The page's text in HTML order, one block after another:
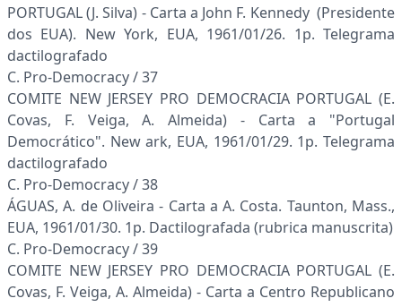
PORTUGAL (J. Silva) - Carta a John F. Kennedy (Presidente
dos EUA). New York, EUA, 1961/01/26. 1p. Telegrama
dactilografado
C. Pro-Democracy / 37
COMITE NEW JERSEY PRO DEMOCRACIA PORTUGAL (E.
Covas, F. Veiga, A. Almeida) - Carta a "Portugal
Democrático". New ark, EUA, 1961/01/29. 1p. Telegrama
dactilografado
C. Pro-Democracy / 38
ÁGUAS, A. de Oliveira - Carta a A. Costa. Taunton, Mass.,
EUA, 1961/01/30. 1p. Dactilografada (rubrica manuscrita)
C. Pro-Democracy / 39
COMITE NEW JERSEY PRO DEMOCRACIA PORTUGAL (E.
Covas, F. Veiga, A. Almeida) - Carta a Centro Republicano